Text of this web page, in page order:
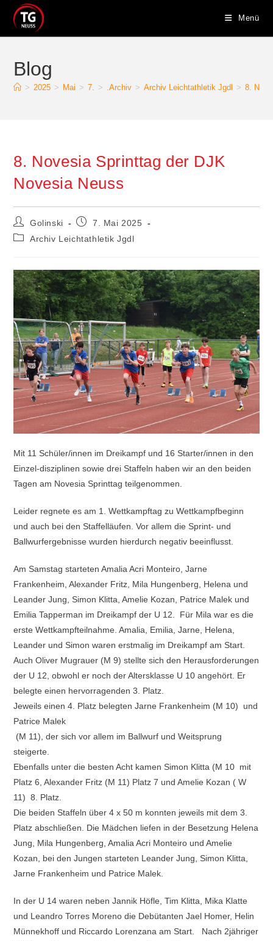
Inhalt
springen
Menü
Blog
> 2025 > Mai > 7. > .Archiv > Archiv Leichtathletik Jgdl > 8.
8. Novesia Sprinttag der DJK
Novesia Neuss
Beitrags-
Autor:
Golinski
Beitrag7. Mai 2025
Beitrags-
Archiv Leichtathletik Jgdl
Mit 11 Schüler/innen im Dreikampf und 16 Starter/innen in den
Einzel-disziplinen sowie drei Staffeln haben wir an den beiden
Tagen am Novesia Sprinttag teilgenommen.
Leider regnete es am 1. Wettkampftag zu Wettkampfbeginn
und auch bei den Staffelläufen. Vor allem die Sprint- und
Ballwurfergebnisse wurden hierdurch negativ beeinflusst.
Am Samstag starteten Amalia Acri Monteiro, Jarne
Frankenheim, Alexander Fritz, Mila Hungenberg, Helena und
Leander Jung, Simon Klitta, Amelie Kozan, Patrice Malek und
Emilia Tapperman im Dreikampf der U 12. Für Mila war es die
erste Wettkampfteilnahme. Amalia, Emilia, Jarne, Helena,
Leander und Simon waren erstmalig im Dreikampf am Start.
Auch Oliver Mugrauer (M 9) stellte sich den Herausforderungen
der U 12, obwohl er noch der Altersklasse U 10 angehört. Er
belegte einen hervorragenden 3. Platz.
Jeweils einen 4. Platz belegten Jarne Frankenheim (M 10) und
Patrice Malek
(M 11), der sich vor allem im Ballwurf und Weitsprung
steigerte.
Ebenfalls unter die besten Acht kamen Simon Klitta (M 10 mit
Platz 6, Alexander Fritz (M 11) Platz 7 und Amelie Kozan ( W
11) 8. Platz.
Die beiden Staffeln über 4 x 50 m konnten jeweils mit dem 3.
Platz abschließen. Die Mädchen liefen in der Besetzung Helena
Jung, Mila Hungenberg, Amalia Acri Monteiro und Amelie
Kozan, bei den Jungen starteten Leander Jung, Simon Klitta,
Jarne Frankenheim und Patrice Malek.
In der U 14 waren neben Jannik Höfle, Tim Klitta, Mika Klatte
und Leandro Torres Moreno die Debütanten Jael Homer, Helin
Münnekhoff und Riccardo Lorenzana am Start. Nach 2jähriger